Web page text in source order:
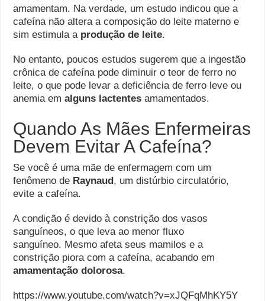
amamentam. Na verdade, um estudo indicou que a
cafeína não altera a composição do leite materno e
sim estimula a produção de leite.
No entanto, poucos estudos sugerem que a ingestão
crônica de cafeína pode diminuir o teor de ferro no
leite, o que pode levar a deficiência de ferro leve ou
anemia emalguns lactentes amamentados.
Quando As Mães Enfermeiras
Devem Evitar A Cafeína?
Se você é uma mãe de enfermagem com um
fenômeno de Raynaud, um distúrbio circulatório,
evite a cafeína.
A condição é devido à constrição dos vasos
sanguíneos, o que leva ao menor fluxo
sanguíneo. Mesmo afeta seus mamilos e a
constrição piora com a cafeína, acabando em
amamentação dolorosa.
https://www.youtube.com/watch?v=xJQFqMhKY5Y